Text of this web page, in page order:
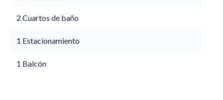
2 Cuartos de baño
1 Estacionamiento
1 Balcón